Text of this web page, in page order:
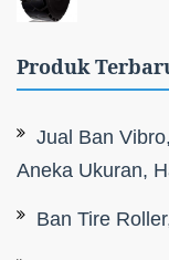
Produk
Jual Ban
Aneka Ukuran,
Ban Tire